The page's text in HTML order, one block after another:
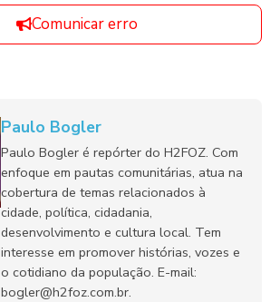
Comunicar erro
Paulo Bogler
Paulo Bogler é repórter do H2FOZ. Com
enfoque em pautas comunitárias, atua na
cobertura de temas relacionados à
cidade, política, cidadania,
desenvolvimento e cultura local. Tem
interesse em promover histórias, vozes e
o cotidiano da população. E-mail:
bogler@h2foz.com.br.